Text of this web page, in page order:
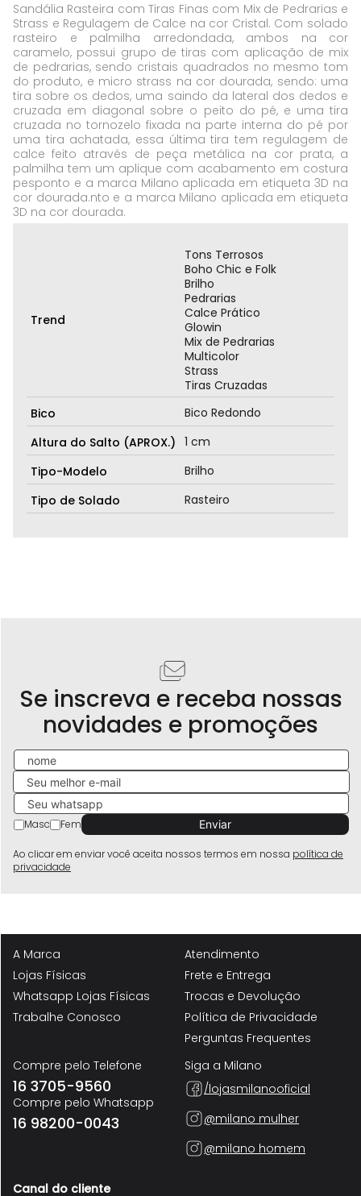
Sandália Rasteira com Tiras Finas com Mix de Pedrarias e
Strass e Regulagem de Calce na cor Cristal. Com solado
rasteiro e palmilha arredondada, ambos na cor
caramelo, possui grupo de tiras com aplicação de mix
de pedrarias, sendo cristais quadrados no mesmo tom
do produto, e micro strass na cor dourada, sendo: uma
tira sobre os dedos, uma saindo da lateral dos dedos e
cruzada em diagonal sobre o peito do pé, e uma tira
cruzada no tornozelo fixada na parte interna do pé por
uma tira achatada, essa última tira tem regulagem de
calce feito através de peça metálica na cor prata, a
palmilha tem um aplique com acabamento em costura
pesponto e a marca Milano aplicada em etiqueta 3D na
cor dourada.nto e a marca Milano aplicada em etiqueta
3D na cor dourada.
Trend
Tons Terrosos
Boho Chic e Folk
Brilho
Pedrarias
Calce Prático
Glowin
Mix de Pedrarias
Multicolor
Strass
Tiras Cruzadas
Bico
Bico Redondo
Altura do Salto (APROX.) 1 cm
Tipo-Modelo
Brilho
Tipo de Solado
Rasteiro
Se inscreva e receba nossas
novidades e promoções
Masc Fem
Ao clicar em enviar você aceita nossos termos em nossa política de
privacidade
A Marca
Lojas Físicas
Whatsapp Lojas Físicas
Trabalhe Conosco
Atendimento
Frete e Entrega
Trocas e Devolução
Política de Privacidade
Perguntas Frequentes
Compre pelo Telefone
16 3705-9560
Compre pelo Whatsapp
16 98200-0043
Siga a Milano
/lojasmilanooficial
@milano mulher
@milano homem
Canal do cliente